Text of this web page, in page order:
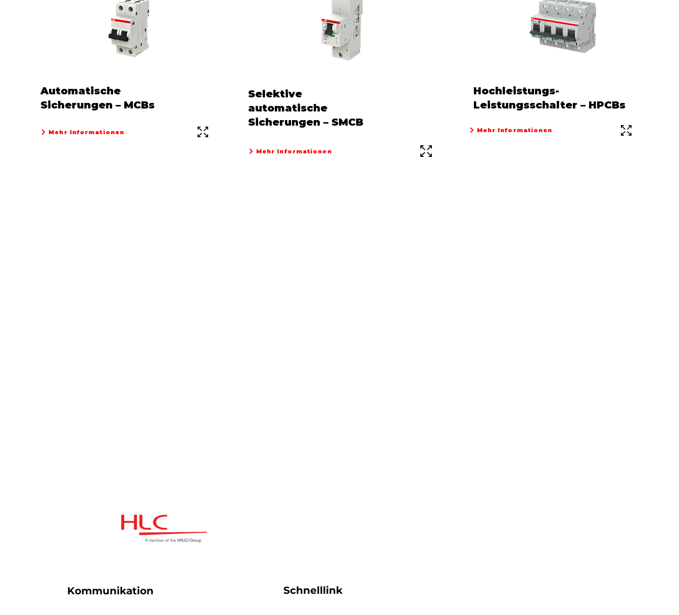
Automatische
Sicherungen – MCBs
Mehr Informationen
Selektive
automatische
Sicherungen – SMCB
Mehr Informationen
Hochleistungs-
Leistungsschalter – HPCBs
Mehr Informationen
Kommunikation Schnelllink